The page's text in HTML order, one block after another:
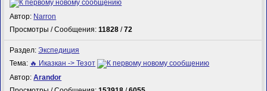
Автор: Narron
Просмотры / Сообщения:11828 /72
Раздел:Экспедиция
Тема: 🔥 Иказкан -> Тезот
Автор:Arandor